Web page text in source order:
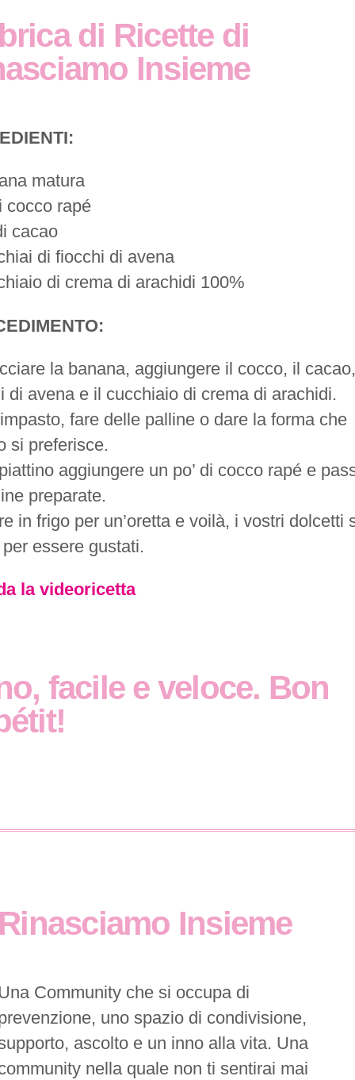
di Ricette di
Insieme
matura
cocco rapé
cacao
di fiocchi di avena
di crema di arachidi 100%
la banana, aggiungere il cocco, il
di avena e il cucchiaio di crema di arachidi.
fare delle palline o dare la forma che
si preferisce.
aggiungere un po’ di cocco rapé e
preparate.
in frigo per un’oretta e voilà, i vostri dolcetti
essere gustati.
la videoricetta
facile e veloce. Bon
Insieme
Community che si occupa di
uno spazio di condivisione,
ascolto e un inno alla vita. Una
nella quale non ti sentirai mai